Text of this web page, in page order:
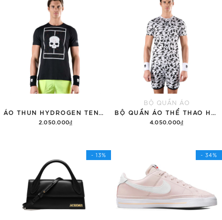
2.050.000₫
BỘ QUẦN ÁO
4.050.000₫
- 13% - 34%